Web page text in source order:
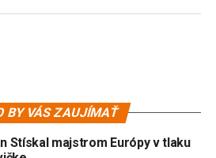
BY VÁS ZAUJÍMAŤ
Stískal majstrom Európy v tlaku